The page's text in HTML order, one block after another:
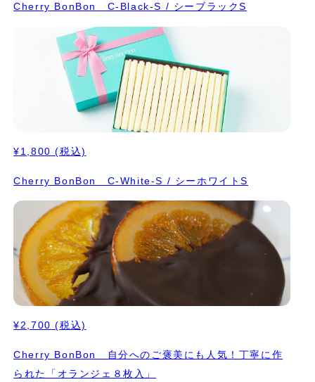
Cherry BonBon C-Black-S / シーブラックS
¥1,800 (税込)
Cherry BonBon C-White-S / シーホワイトS
¥2,700 (税込)
Cherry BonBon 自分へのご褒美にも人気！丁寧に作
られた「オランジェ８枚入」